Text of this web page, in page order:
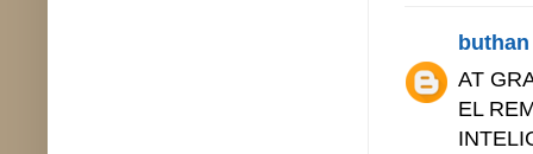
buthan
AT
EL